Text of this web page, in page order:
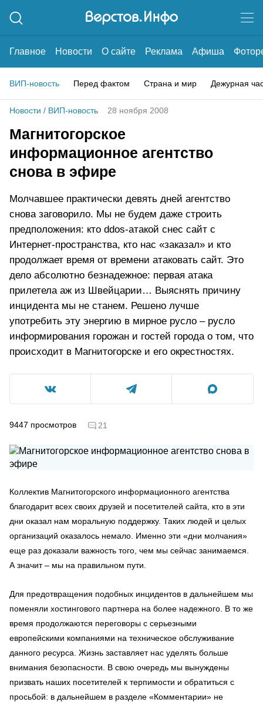
Главное Новости О сайте Реклама Афиша
ВИП-новость Перед фактом Страна и мир Дежурная
Новости / ВИП-новость 28 ноября 2008
Магнитогорское
информационное агентство
снова в эфире
Молчавшее практически девять дней агентство
снова заговорило. Мы не будем даже строить
предположения: кто ddos-атакой снес сайт с
Интернет-пространства, кто нас «заказал» и кто
продолжает время от времени атаковать сайт. Это
дело абсолютно безнадежное: первая атака
прилетела аж из Швейцарии… Выяснять причину
инцидента мы не станем. Решено лучше
употребить эту энергию в мирное русло – русло
информирования горожан и гостей города о том, что
происходит в Магнитогорске и его окрестностях.
9447 просмотров 21
Коллектив Магнитогорского информационного агентства
благодарит всех своих друзей и посетителей сайта, кто в эти
дни оказал нам моральную поддержку. Таких людей и целых
организаций оказалось немало. Именно эти «дни молчания»
еще раз доказали важность того, чем мы сейчас занимаемся.
А значит – мы на правильном пути.
Для предотвращения подобных инцидентов в дальнейшем мы
поменяли хостингового партнера на более надежного. В то же
время продолжаются переговоры с серьезными
европейскими компаниями на техническое обслуживание
данного ресурса. Жизнь заставляет нас уделять больше
внимания безопасности. В свою очередь мы вынуждены
призвать наших посетителей к терпимости и обратиться с
просьбой: в дальнейшем в разделе «Комментарии» не